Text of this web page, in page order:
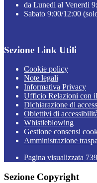
da Lunedi al Venerdi
Sabato 9:00/12:00
Sezione Link Utili
Cookie policy
Note legali
Informativa Privacy
Ufficio Relazioni con
Dichiarazione di
Obiettivi di
Whistleblowing
Gestione consensi
Amministrazione
Pagina visualizzata
Sezione Copyright